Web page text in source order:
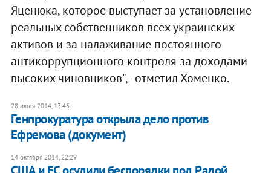
Яценюка, которое выступает за установление
реальных собственников всех украинских
активов и за налаживание постоянного
антикоррупционного контроля за доходами
высоких чиновников", - отметил Хоменко.
28 июля 2014, 13:45
Генпрокуратура открыла дело против
Ефремова (документ)
14 октября 2014, 22:29